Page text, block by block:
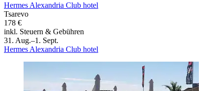
Hermes Alexandria Club hotel
Tsarevo
178 €
inkl. Steuern & Gebühren
31. Aug.–1. Sept.
Hermes Alexandria Club hotel